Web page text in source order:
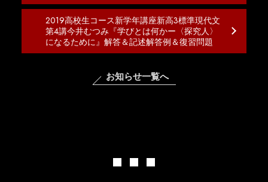
2019高校生コース新学年講座新高3標準現代文
第4講今井むつみ『学びとは何かー〈探究人〉
になるために』解答＆記述解答例＆復習問題
お知らせ一覧へ